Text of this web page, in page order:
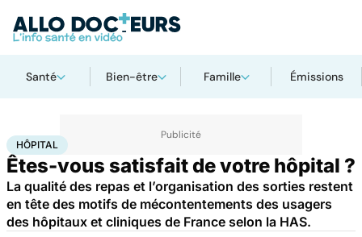
Santé Bien-être Famille Émissions
AccueilSanté
HÔPITAL
Êtes-vous satisfait de votre hôpital ?
La qualité des repas et l’organisation des sorties restent
en tête des motifs de mécontentements des usagers
des hôpitaux et cliniques de France selon la HAS.